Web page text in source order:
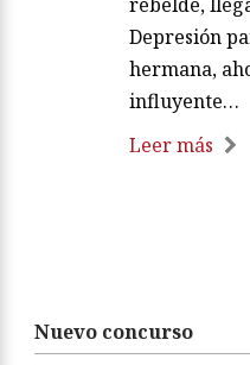
Depresión
hermana,
influyente…
Leer más
Nuevo concurso